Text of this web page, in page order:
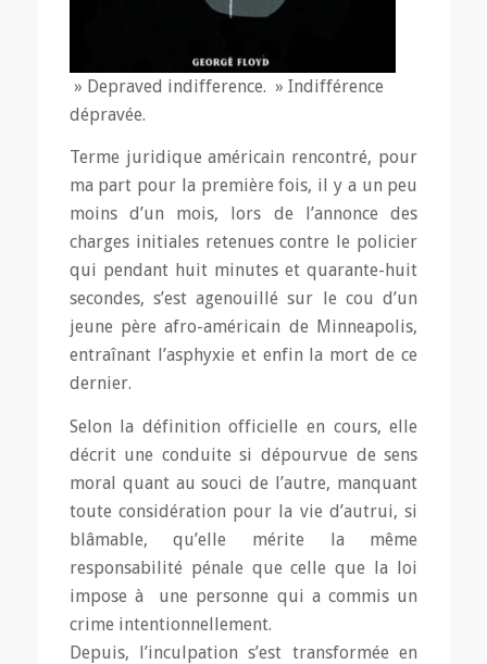
» Depraved indifference. » Indifférence
dépravée.
Terme juridique américain rencontré, pour
ma part pour la première fois, il y a un peu
moins d’un mois, lors de l’annonce des
charges initiales retenues contre le policier
qui pendant huit minutes et quarante-huit
secondes, s’est agenouillé sur le cou d’un
jeune père afro-américain de Minneapolis,
entraînant l’asphyxie et enfin la mort de ce
dernier.
Selon la définition officielle en cours, elle
décrit une conduite si dépourvue de sens
moral quant au souci de l’autre, manquant
toute considération pour la vie d’autrui, si
blâmable, qu’elle mérite la même
responsabilité pénale que celle que la loi
impose à une personne qui a commis un
crime intentionnellement.
Depuis, l’inculpation s’est transformée en